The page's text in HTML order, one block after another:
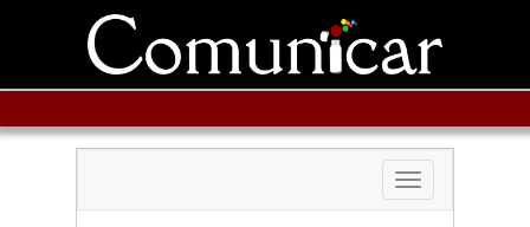
Toggle
navigation